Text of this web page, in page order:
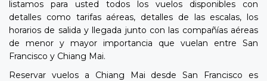
listamos para usted todos los vuelos disponibles con
detalles como tarifas aéreas, detalles de las escalas, los
horarios de salida y llegada junto con las compañías aéreas
de menor y mayor importancia que vuelan entre San
Francisco y Chiang Mai.
Reservar vuelos a Chiang Mai desde San Francisco es